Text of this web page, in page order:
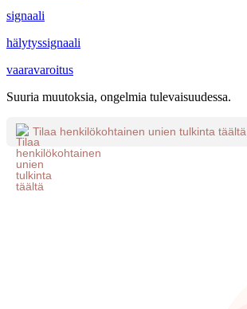
signaali
hälytyssignaali
vaaravaroitus
Suuria muutoksia, ongelmia tulevaisuudessa.
Tilaa henkilökohtainen unien tulkinta täältä